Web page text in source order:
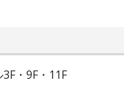
・9F・11F